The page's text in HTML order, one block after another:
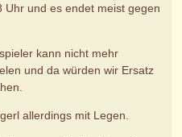
Uhr und es endet meist gegen
kann nicht mehr
und da würden wir Ersatz
allerdings mit Legen.